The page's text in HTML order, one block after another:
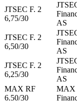
JTSEC F. 2
6,75/30
AS
JTSEC F. 2
6,50/30
AS
JTSEC F. 2
6,25/30
AS
MAX RF
6.50/30
MAX